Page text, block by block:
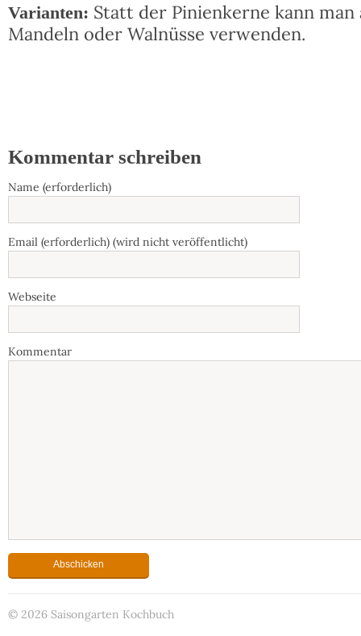
Varianten: Statt der Pinienkerne kann man
Mandeln oder Walnüsse verwenden.
Kommentar schreiben
Name (erforderlich)
Email (erforderlich) (wird nicht veröffentlicht)
Webseite
Kommentar
© 2026 Saisongarten Kochbuch